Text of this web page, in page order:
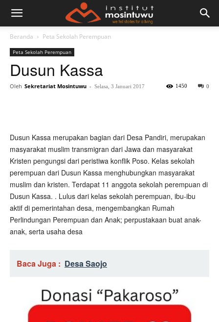
Beranda Peta Sekolah Perempuan
Peta Sekolah Perempuan
Dusun Kassa
Oleh Sekretariat Mosintuwu - Selasa, 3 Januari 2017 0
1450
Dusun Kassa merupakan bagian dari Desa Pandiri, merupakan
masyarakat muslim transmigran dari Jawa dan masyarakat
Kristen pengungsi dari peristiwa konflik Poso. Kelas sekolah
perempuan dari Dusun Kassa menghubungkan masyarakat
muslim dan kristen. Terdapat 11 anggota sekolah perempuan di
Dusun Kassa. . Lulus dari kelas sekolah perempuan, ibu-ibu
aktif di pemerintahan desa, mengembangkan Rumah
Perlindungan Perempuan dan Anak; perpustakaan buat anak-
anak, serta usaha desa
Baca Juga : Desa Saojo